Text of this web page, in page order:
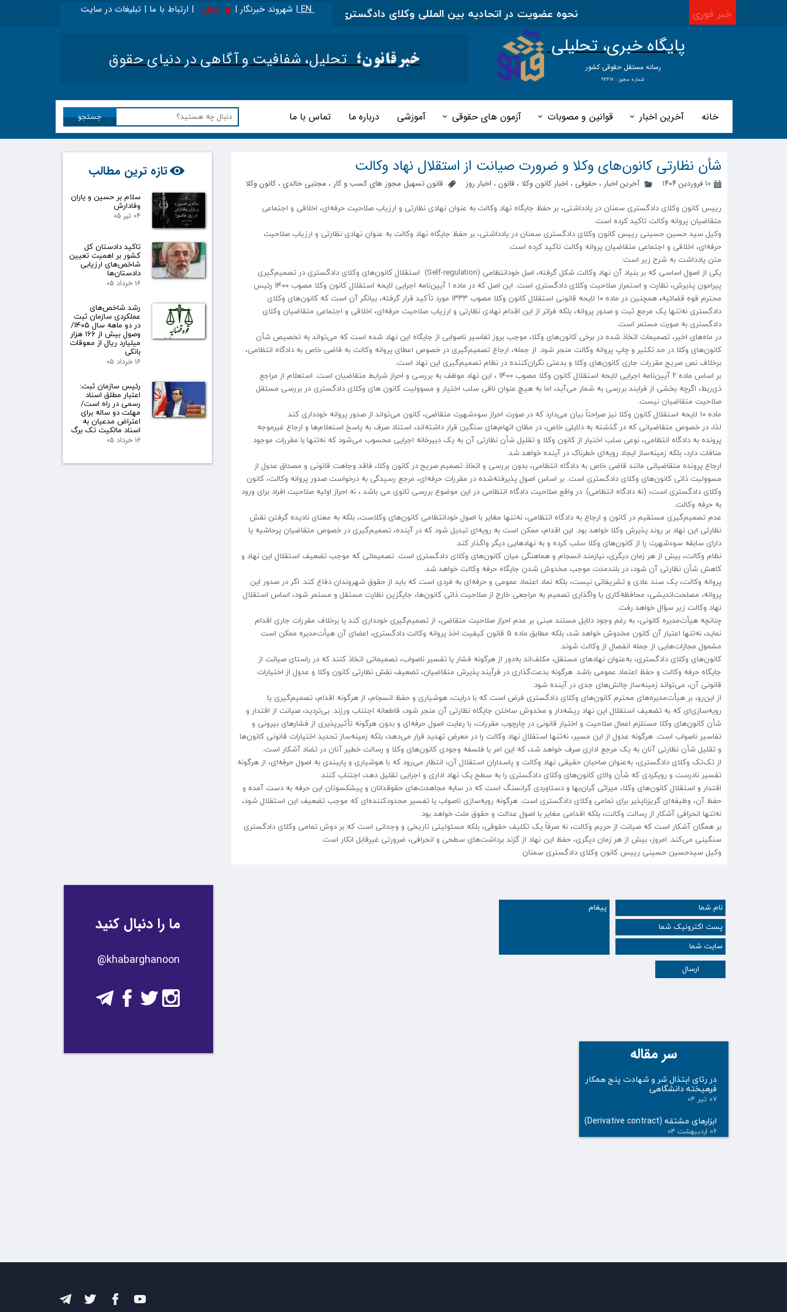
نحوه عضویت در اتحادیه بین المللی وکلای دادگستری| مطالب آموزشی را در اینجا بخوانید - ویژه حقوقدانان| خبر فوری EN | شهروند خبرنگار | | ارتباط با ما | تبلیغات در سایت
Live
پایگاه خبری، تحلیلی
​​​​رسانه مستقل حقوقی کشور
شماره مجوز : ۹۳۶۱۷
خبرقانون؛ تحلیل، شفافیت و آگاهی در دنیای حقوق​​​​​​​
خانه آخرین اخبار قوانین و مصوبات آزمون های حقوقی آموزشی درباره ما تماس با ما جستجو
شأن نظارتی کانون‌های وکلا و ضرورت صیانت از استقلال نهاد وکالت
۱۰ فروردین ۱۴۰۴ آخرین اخبار ، حقوقی ، اخبار کانون وکلا ، قانون ، اخبار روز قانون تسهیل مجوز های کسب و کار ، مجتبی خالدی ، کانون وکلا
رییس کانون وکلای دادگستری سمنان در یادداشتی، بر حفظ جایگاه نهاد وکالت به عنوان نهادی نظارتی و ارزیاب صلاحیت حرفه‌ای، اخلاقی و اجتماعی
متقاضیان پروانه وکالت تاکید کرده است.
وکیل سید حسین حسینی رییس کانون وکلای دادگستری سمنان در یادداشتی، بر حفظ جایگاه نهاد وکالت به عنوان نهادی نظارتی و ارزیاب صلاحیت
حرفه‌ای، اخلاقی و اجتماعی متقاضیان پروانه وکالت تاکید کرده است.
متن یادداشت به شرح زیر است:
یکی از اصول اساسی که بر بنیاد آن نهاد وکالت شکل گرفته، اصل خودانتظامی (Self-regulation) استقلال کانون‌های وکلای دادگستری در تصمیم‌گیری
پیرامون پذیرش، نظارت و استمرار صلاحیت وکلای دادگستری است. این اصل که در ماده ۱ آیین‌نامه اجرایی لایحه استقلال کانون وکلا مصوب ۱۴۰۰ رئیس
محترم قوه قضائیه،
همچنین در ماده ۱۰ لایحه قانونی استقلال کانون وکلا مصوب ۱۳۳۳ مورد تأکید قرار گرفته، بیانگر آن است که کانون‌های وکلای
دادگستری نه‌تنها یک مرجع ثبت و صدور پروانه، بلکه فراتر از این اقدام نهادی نظارتی و ارزیاب صلاحیت حرفه‌ای، اخلاقی و اجتماعی متقاضیان وکلای
دادگستری به صورت مستمر است.
در ماه‌های اخیر، تصمیمات اتخاذ شده در برخی کانون‌های وکلا، موجب بروز تفاسیر ناصوابی از جایگاه این نهاد شده است که می‌تواند به تخصیص شأن
کانون‌های وکلا در حد تکثیر و چاپ پروانه وکالت منجر شود. از جمله، ارجاع تصمیم‌گیری در خصوص اعطای پروانه وکالت به قاضی خاص به دادگاه انتظامی،
برخلاف نص صریح مقررات جاری کانون‌های وکلا و بدعتی نگران‌کننده در نظام تصمیم‌گیری این نهاد است.
بر اساس ماده ۲ آیین‌نامه اجرایی لایحه استقلال کانون وکلا مصوب ۱۴۰۰ ، این نهاد موظف به بررسی و احراز شرایط متقاضیان است. استعلام از مراجع
ذی‌ربط، اگرچه بخشی از فرایند بررسی به شمار می‌آید، اما به هیچ‌ عنوان نافی سلب اختیار و مسوولیت کانون های وکلای دادگستری در بررسی مستقل
صلاحیت متقاضیان نیست.
ماده ۱۰ لایحه استقلال کانون وکلا نیز صراحتاً بیان می‌دارد که در صورت احراز سوءشهرت متقاضی، کانون می‌تواند از صدور پروانه خودداری کند.
لذا، در خصوص متقاضیانی که در گذشته به دلایلی خاص، در مظان اتهام‌های سنگین قرار داشته‌اند، استناد صرف به پاسخ استعلام‌ها و ارجاع غیرموجه
پرونده به دادگاه انتظامی، نوعی سلب اختیار از کانون وکلا و تقلیل شأن نظارتی آن به یک دبیرخانه اجرایی محسوب می‌شود که نه‌تنها با مقررات موجود
منافات دارد، بلکه زمینه‌ساز ایجاد رویه‌ای خطرناک در آینده خواهد شد.
ارجاع پرونده متقاضیانی مانند قاضی خاص به دادگاه انتظامی، بدون بررسی و اتخاذ تصمیم صریح در کانون وکلا، فاقد وجاهت قانونی و مصداق عدول از
مسوولیت ذاتی کانون‌های وکلای دادگستری است. بر اساس اصول پذیرفته‌شده در مقررات حرفه‌ای، مرجع رسیدگی به درخواست صدور پروانه وکالت، کانون
وکلای دادگستری است، (نه دادگاه انتظامی). در واقع صلاحیت دادگاه انتظامی در این موضوع بررسی ثانوی می باشد ، نه احراز اولیه صلاحیت افراد برای ورود
به حرفه وکالت.
عدم تصمیم‌گیری مستقیم در کانون و ارجاع به دادگاه انتظامی، نه‌تنها مغایر با اصول خودانتظامی کانون‌های وکلاست، بلکه به معنای نادیده گرفتن نقش
نظارتی این نهاد بر روند پذیرش وکلا خواهد بود. این اقدام، ممکن است به رویه‌ای تبدیل شود که در آینده، تصمیم‌گیری در خصوص متقاضیان پرحاشیه یا
دارای سابقه سوءشهرت را از کانون‌های وکلا سلب کرده و به نهادهایی دیگر واگذار کند.
نظام وکالت، بیش از هر زمان دیگری، نیازمند انسجام و هماهنگی میان کانون‌های وکلای دادگستری است. تصمیماتی که موجب تضعیف استقلال این نهاد و
کاهش شأن نظارتی آن شود، در بلندمدت موجب مخدوش شدن جایگاه حرفه وکالت خواهد شد.
پروانه وکالت، یک سند عادی و تشریفاتی نیست، بلکه نماد اعتماد عمومی و حرفه‌ای به فردی است که باید از حقوق شهروندان دفاع کند. اگر در صدور این
پروانه، مصلحت‌اندیشی، محافظه‌کاری یا واگذاری تصمیم به مراجعی خارج از صلاحیت ذاتی کانون‌ها، جایگزین نظارت مستقل و مستمر شود، اساس استقلال
نهاد وکالت زیر سؤال خواهد رفت.
چنانچه هیأت‌مدیره کانونی، به رغم وجود دلایل مستند مبنی بر عدم احراز صلاحیت متقاضی، از تصمیم‌گیری خودداری کند یا برخلاف مقررات جاری اقدام
نماید، نه‌تنها اعتبار آن کانون مخدوش خواهد شد، بلکه مطابق ماده ۵ قانون کیفیت اخذ پروانه وکالت دادگستری، اعضای آن هیأت‌مدیره ممکن است
مشمول مجازات‌هایی از جمله انفصال از وکالت شوند.
کانون‌های وکلای دادگستری، به‌عنوان نهادهای مستقل، مکلف‌اند به‌دور از هرگونه فشار یا تفسیر ناصواب، تصمیماتی اتخاذ کنند که در راستای صیانت از
جایگاه حرفه وکالت و حفظ اعتماد عمومی باشد. هرگونه بدعت‌گذاری در فرآیند پذیرش متقاضیان، تضعیف نقش نظارتی کانون وکلا و عدول از اختیارات
قانونی آن، می‌تواند زمینه‌ساز چالش‌های جدی در آینده شود.
از این‌رو، بر هیأت‌مدیره‌های محترم کانون‌های وکلای دادگستری فرض است که با درایت، هوشیاری و حفظ انسجام، از هرگونه اقدام، تصمیم‌گیری یا
رویه‌سازی‌ای که به تضعیف استقلال این نهاد ریشه‌دار و مخدوش ساختن جایگاه نظارتی آن منجر شود، قاطعانه اجتناب ورزند. بی‌تردید، صیانت از اقتدار و
شأن کانون‌های وکلا مستلزم اعمال صلاحیت و اختیار قانونی در چارچوب مقررات، با رعایت اصول حرفه‌ای و بدون هرگونه تأثیرپذیری از فشارهای بیرونی و
تفاسیر ناصواب است. هرگونه عدول از این مسیر، نه‌تنها استقلال نهاد وکالت را در معرض تهدید قرار می‌دهد، بلکه زمینه‌ساز تحدید اختیارات قانونی کانون‌ها
و تقلیل شأن نظارتی آنان به یک مرجع اداری صرف خواهد شد، که این امر با فلسفه وجودی کانون‌های وکلا و رسالت خطیر آنان در تضاد آشکار است.
از تک‌تک وکلای دادگستری، به‌عنوان صاحبان حقیقی نهاد وکالت و پاسداران استقلال آن، انتظار می‌رود که با هوشیاری و پایبندی به اصول حرفه‌ای، از هرگونه
تفسیر نادرست و رویکردی که شأن والای کانون‌های وکلای دادگستری را به سطح یک نهاد اداری و اجرایی تقلیل دهد، اجتناب کنند.
اقتدار و استقلال کانون‌های وکلا، میراثی گران‌بها و دستاوردی گرانسنگ است که در سایه مجاهدت‌های حقوقدانان و پیشکسوتان این حرفه به دست آمده و
حفظ آن، وظیفه‌ای گریزناپذیر برای تمامی وکلای دادگستری است. هرگونه رویه‌سازی ناصواب یا تفسیر محدودکننده‌ای که موجب تضعیف این استقلال شود،
نه‌تنها انحرافی آشکار از رسالت وکالت، بلکه اقدامی مغایر با اصول عدالت و حقوق ملت خواهد بود.
بر همگان آشکار است که صیانت از حریم وکالت، نه صرفاً یک تکلیف حقوقی، بلکه مسئولیتی تاریخی و وجدانی است که بر دوش تمامی وکلای دادگستری
سنگینی می‌کند. امروز، بیش از هر زمان دیگری، حفظ این نهاد از گزند برداشت‌های سطحی و انحرافی، ضرورتی غیرقابل انکار است.
وکیل سیدحسین حسینی رییس کانون وکلای دادگستری سمنان
ارسال
تازه ترین مطالب
سلام بر حسین و یاران
وفادارش
۰۴ تیر ۰۵
تاکید دادستان کل
کشور بر اهمیت تعیین
شاخص‌های ارزیابی
دادستان‌ها
۱۶ خرداد ۰۵
رشد شاخص‌های
عملکردی سازمان ثبت
در دو ماهه سال ۱۴۰۵/
وصول بیش از ۱۶۶ هزار
میلیارد ریال از معوقات
بانکی
۱۶ خرداد ۰۵
رئیس سازمان ثبت:
اعتبار مطلق اسناد
رسمی در راه است/
مهلت دو ساله برای
اعتراض مدعیان به
اسناد مالکیت تک برگ
۱۶ خرداد ۰۵
سر مقاله
در رثای ابتذال شر و شهادت پنج همکار
فرهیخته دانشگاهی
۰۷ تیر ۰۴
ابزارهای مشتقه (Derivative contract)
۰۶ اردیبهشت ۰۴
​​@khabarghanoon
ما را دنبال کنید